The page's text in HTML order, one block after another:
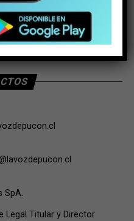
SpA.
Legal Titular y Director